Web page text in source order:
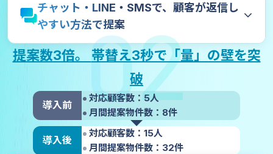
チャット・LINE・SMSで、顧客が返信し
やすい方法で提案02
提案数3倍。 帯替え3秒で「量」の壁を突
破
導入前
対応顧客数：5人
月間提案物件数：8件
導入後
対応顧客数：15人
月間提案物件数：32件